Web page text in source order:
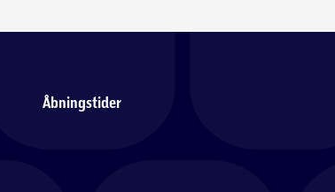
Åbningstider